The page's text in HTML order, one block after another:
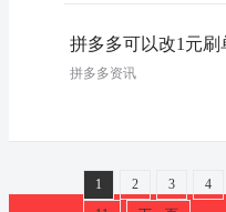
拼多多可以改1元
拼多多资讯
1 2 3 4